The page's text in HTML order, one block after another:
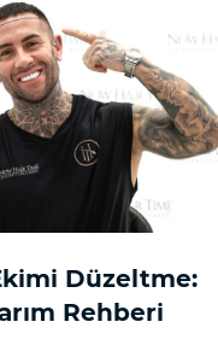
Düzeltme:
Rehberi